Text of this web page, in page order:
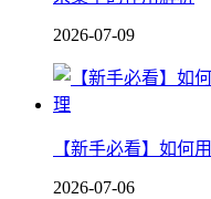
2026-07-09
【新手必看】如何
2026-07-06